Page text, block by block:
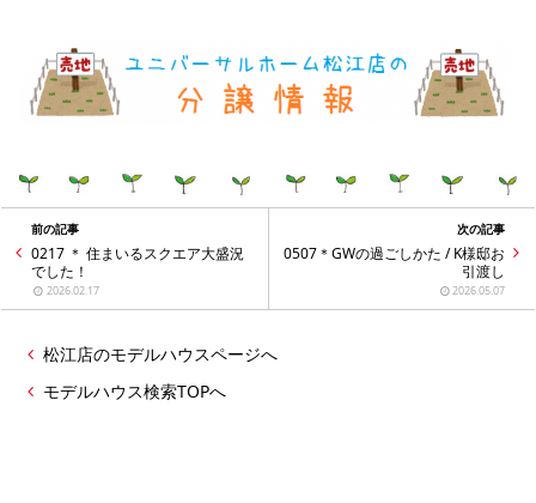
前の記事
0217 ＊ 住まいるスクエア大盛況
でした！
2026.02.17
次の記事
0507＊GWの過ごしかた / K様邸お
引渡し
2026.05.07
松江店のモデルハウスページへ
モデルハウス検索TOPへ